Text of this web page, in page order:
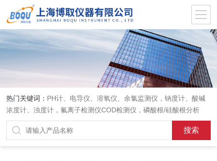
热门关键词： PH计、电导仪、溶氧仪、余氯监测仪，钠度计、酸碱
浓度计、浊度计，氟离子检测仪COD检测仪，磷酸根/硅酸根分析
仪，PH电极、溶氧电极、电导电极